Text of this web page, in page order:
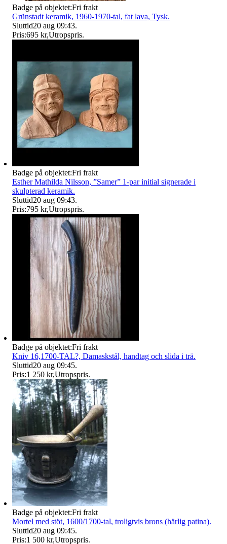
Badge på objektet:Fri frakt
Grünstadt keramik, 1960-1970-tal, fat lava, Tysk.
Sluttid20 aug 09:43.
Pris:695 kr,Utropspris.
Badge på objektet:Fri frakt
Esther Mathilda Nilsson, ”Samer” 1-par initial signerade i
skulpterad keramik.
Sluttid20 aug 09:43.
Pris:795 kr,Utropspris.
Badge på objektet:Fri frakt
Kniv 16,1700-TAL?, Damaskstål, handtag och slida i trä.
Sluttid20 aug 09:45.
Pris:1 250 kr,Utropspris.
Badge på objektet:Fri frakt
Mortel med stöt, 1600/1700-tal, troligtvis brons (härlig patina).
Sluttid20 aug 09:45.
Pris:1 500 kr,Utropspris.